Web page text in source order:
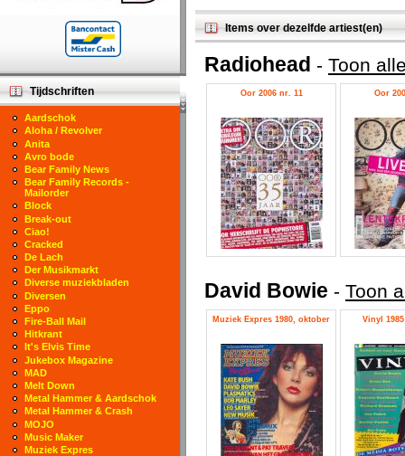
Items over dezelfde artiest(en)
Radiohead - Toon
Oor 2006 nr. 11 Oor
David Bowie - Toon
Muziek Expres 1980, oktober Vinyl
Tijdschriften
Aardschok
Aloha / Revolver
Anita
Avro bode
Bear Family News
Bear Family Records -
Mailorder
Block
Break-out
Ciao!
Cracked
De Lach
Der Musikmarkt
Diverse muziekbladen
Diversen
Eppo
Fire-Ball Mail
Hitkrant
It's Elvis Time
Jukebox Magazine
MAD
Melt Down
Metal Hammer & Aardschok
Metal Hammer & Crash
MOJO
Music Maker
Muziek Expres